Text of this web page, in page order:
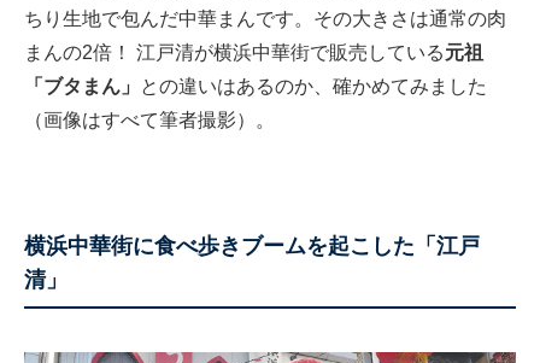
ちり生地で包んだ中華まんです。その大きさは通常の肉
まんの2倍！ 江戸清が横浜中華街で販売している元祖
「ブタまん」
との違いはあるのか、確かめてみました
（画像はすべて筆者撮影）。
横浜中華街に食べ歩きブームを起こした「江戸
清」